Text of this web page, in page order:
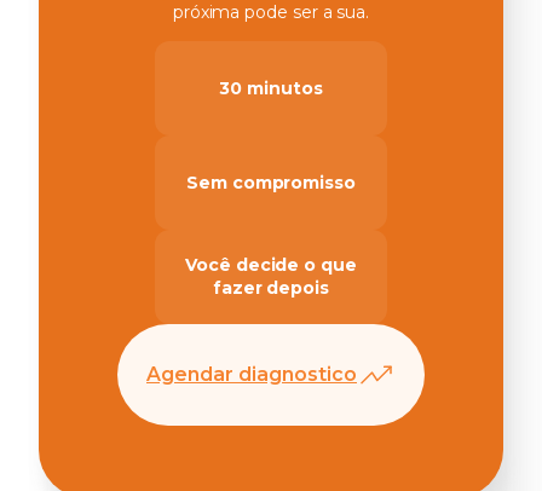
próxima pode ser a sua.
30 minutos
Sem compromisso
Você decide o que
fazer depois
Agendar diagnostico